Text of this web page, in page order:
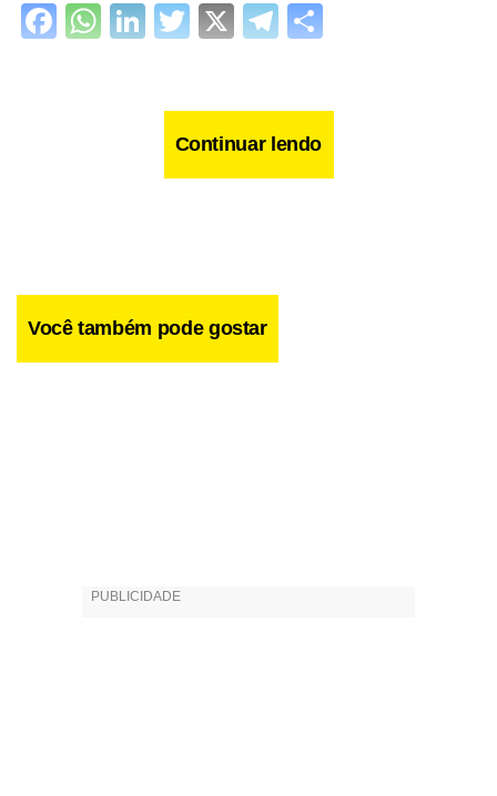
Facebook
WhatsApp
LinkedIn
Twitter
X Telegram
Continuar lendo
Você também pode gostar